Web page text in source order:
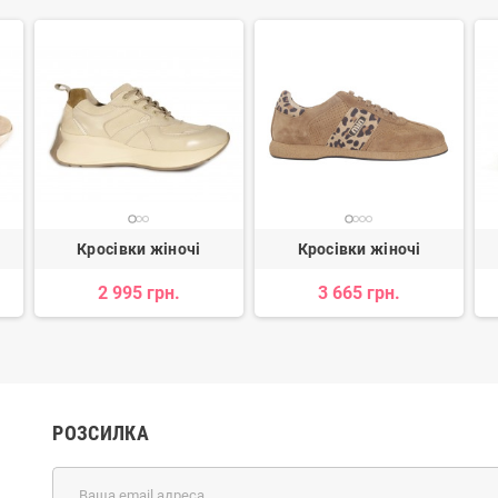
Кросівки жіночі
2 995 грн.
Кросівки жіночі
3 665 грн.
РОЗСИЛКА